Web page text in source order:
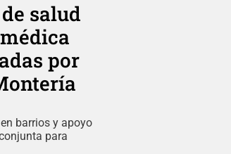
salud
por
barrios y apoyo
para